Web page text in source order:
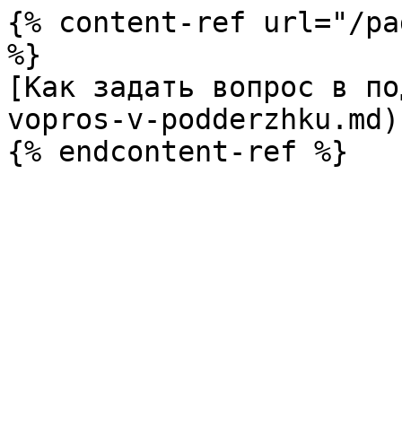
{% content-ref url="/
%}
[Как задать вопрос в
vopros-v-podderzhku.md)